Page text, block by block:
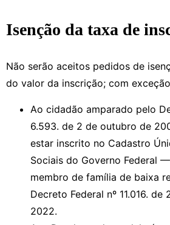
Isenção da taxa de
Não serão aceitos pedidos de
do valor da inscrição; com
Ao cidadão amparado pelo
6.593. de 2 de outubro de
estar inscrito no Cadastro
Sociais do Governo Federal
membro de família de baixa
Decreto Federal nº 11.016.
2022.